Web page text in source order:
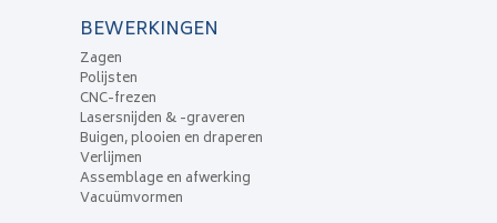
BEWERKINGEN
Zagen
Polijsten
CNC-frezen
Lasersnijden & -graveren
Buigen, plooien en draperen
Verlijmen
Assemblage en afwerking
Vacuümvormen